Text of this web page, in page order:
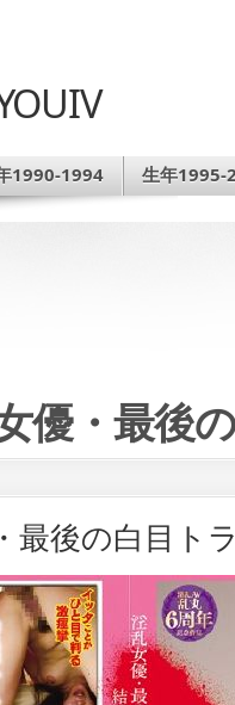
1990-1994 生年1995-
優・最後
最後の白目ト